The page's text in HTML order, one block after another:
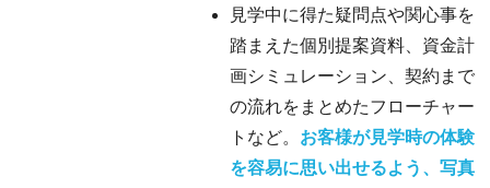
見学中に得た疑問点や関心事を
踏まえた個別提案資料、資金計
画シミュレーション、契約まで
の流れをまとめたフローチャー
トなど。 お客様が見学時の体験
を容易に思い出せるよう、写真